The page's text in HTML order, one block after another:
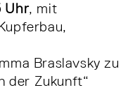
Uhr, mit
Braslavsky zu
der Zukunft“